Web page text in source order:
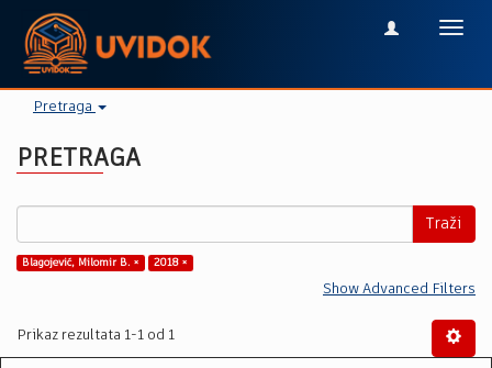
Pretraga
PRETRAGA
Traži
Blagojević, Milomir B. × 2018 ×
Show Advanced Filters
Prikaz rezultata 1-1 od 1